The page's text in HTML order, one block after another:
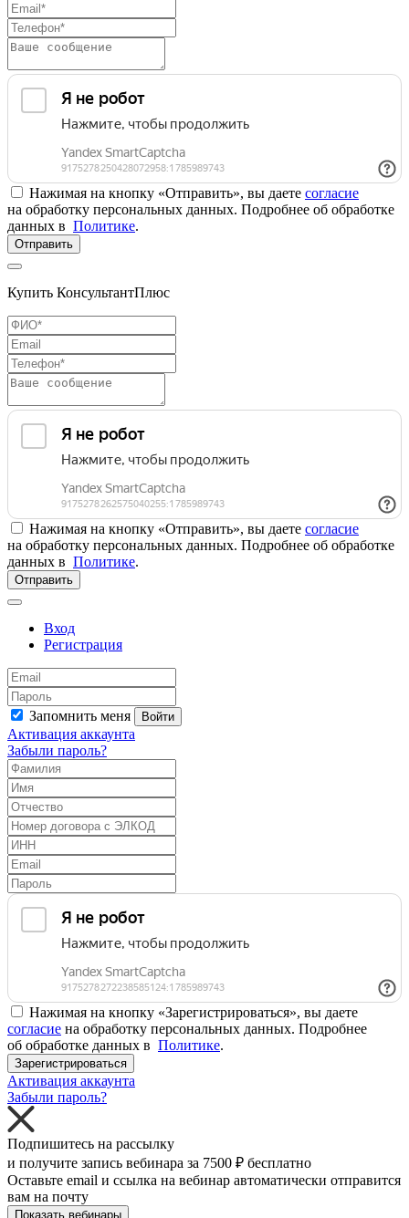
Нажимая на кнопку «Отправить», вы даете согласие
на обработку персональных данных. Подробнее об обработке
данных в Политике.
Отправить
Купить КонсультантПлюс
Нажимая на кнопку «Отправить», вы даете согласие
на обработку персональных данных. Подробнее об обработке
данных в Политике.
Отправить
Вход
Регистрация
Запомнить меня Войти
Активация аккаунта
Забыли пароль?
Нажимая на кнопку «Зарегистрироваться», вы даете
согласие на обработку персональных данных. Подробнее
об обработке данных в Политике.
Зарегистрироваться
Активация аккаунта
Забыли пароль?
Подпишитесь на рассылку
и получите запись вебинара за 7500 ₽ бесплатно
Оставьте email и ссылка на вебинар автоматически отправится
вам на почту
Показать вебинары